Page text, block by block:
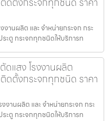
งานผลิต และ จำหน่ายกระจก กระ
ะตู กระจกทุกชนิดให้บริการท
ดแสง โรงงานผลิต
ดตั้งกระจกทุกชนิด ราคา
งานผลิต และ จำหน่ายกระจก กระ
ะตู กระจกทุกชนิดให้บริการท